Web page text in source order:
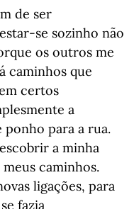
de ser
se sozinho não
os outros me
caminhos que
certos
a
ponho para a rua.
a minha
caminhos.
ligações, para
fazia